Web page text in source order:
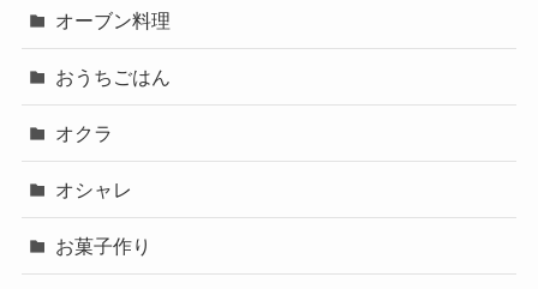
オーブン料理
おうちごはん
オクラ
オシャレ
お菓子作り